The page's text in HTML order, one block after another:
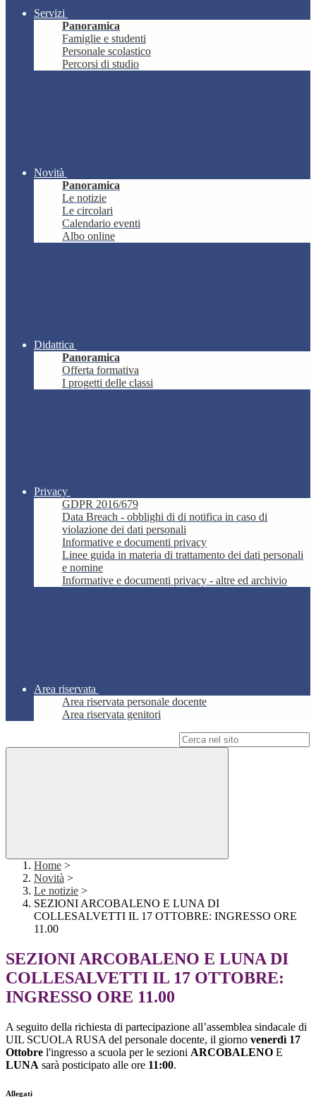
Servizi
Panoramica
Famiglie e studenti
Personale scolastico
Percorsi di studio
Novità
Panoramica
Le notizie
Le circolari
Calendario eventi
Albo online
Didattica
Panoramica
Offerta formativa
I progetti delle classi
Privacy
GDPR 2016/679
Data Breach - obblighi di di notifica in caso di
violazione dei dati personali
Informative e documenti privacy
Linee guida in materia di trattamento dei dati personali
e nomine
Informative e documenti privacy - altre ed archivio
Area riservata
Area riservata personale docente
Area riservata genitori
Home >
Novità >
Le notizie >
SEZIONI ARCOBALENO E LUNA DI
COLLESALVETTI IL 17 OTTOBRE: INGRESSO ORE
11.00
SEZIONI ARCOBALENO E LUNA DI
COLLESALVETTI IL 17 OTTOBRE:
INGRESSO ORE 11.00
A seguito della richiesta di partecipazione all’assemblea sindacale di
UIL SCUOLA RUSA del personale docente, il giorno venerdì 17
Ottobre l'ingresso a scuola per le sezioni ARCOBALENO E
LUNA sarà posticipato alle ore 11:00.
Allegati